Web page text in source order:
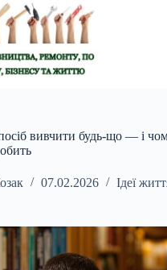
вивчити будь-що — і
07.02.2026 Ідеї